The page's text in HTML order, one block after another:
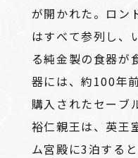
が開かれた。ロン
はすべて参列し、
る純金製の食器が
器には、約100年
購入されたセーブ
裕仁親王は、英王
ム宮殿に3泊する